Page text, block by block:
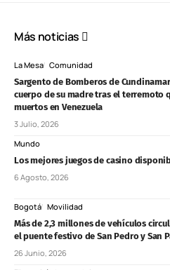
Más noticias
La Mesa Comunidad
Sargento de Bomberos de
cuerpo de su madre tras el terremoto
muertos en Venezuela
3 Julio, 2026
Mundo
Los mejores juegos de casino
6 Agosto, 2026
Bogotá Movilidad
Más de 2,3 millones de vehículos
el puente festivo de San Pedro y San
26 Junio, 2026